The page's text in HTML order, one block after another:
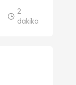
2
dakika